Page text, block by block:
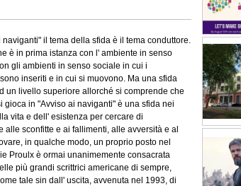
naviganti" il tema della sfida è il tema conduttore.
è in prima istanza con l' ambiente in senso
gli ambienti in senso sociale in cui i
inseriti e in cui si muovono. Ma una sfida
un livello superiore allorché si comprende che
gioca in "Avviso ai naviganti" è una sfida nei
vita e dell' esistenza per cercare di
alle sconfitte e ai fallimenti, alle avversità e al
in qualche modo, un proprio posto nel
Proulx è ormai unanimemente consacrata
più grandi scrittrici americane di sempre,
tale sin dall' uscita, avvenuta nel 1993, di